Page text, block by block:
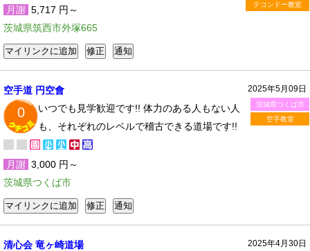
テコンドー教室
月謝 5,717 円～
茨城県筑西市外塚665
2025年5月09日
茨城県つくば市
空手教室
空手道 円空會
0
いつでも見学歓迎です!! 体力のある人もない人
も、それぞれのレベルで稽古できる道場です!!
月謝 3,000 円～
茨城県つくば市
2025年4月30日
清心会 竜ヶ崎道場